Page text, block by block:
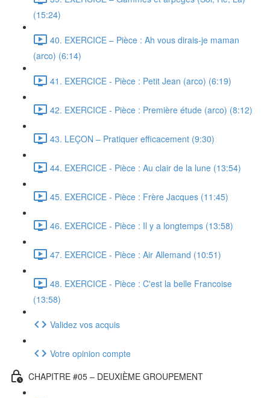
(15:24)
40. EXERCICE – Pièce : Ah vous dirais-je maman
(arco) (6:14)
41. EXERCICE - Pièce : Petit Jean (arco) (6:19)
42. EXERCICE - Pièce : Première étude (arco) (8:12)
43. LEÇON – Pratiquer efficacement (9:30)
44. EXERCICE - Pièce : Au clair de la lune (13:54)
45. EXERCICE - Pièce : Frère Jacques (11:45)
46. EXERCICE - Pièce : Il y a longtemps (13:58)
47. EXERCICE - Pièce : Air Allemand (10:51)
48. EXERCICE - Pièce : C'est la belle Francoise
(13:58)
Validez vos acquis
Votre opinion compte
CHAPITRE #05 – DEUXIÈME GROUPEMENT